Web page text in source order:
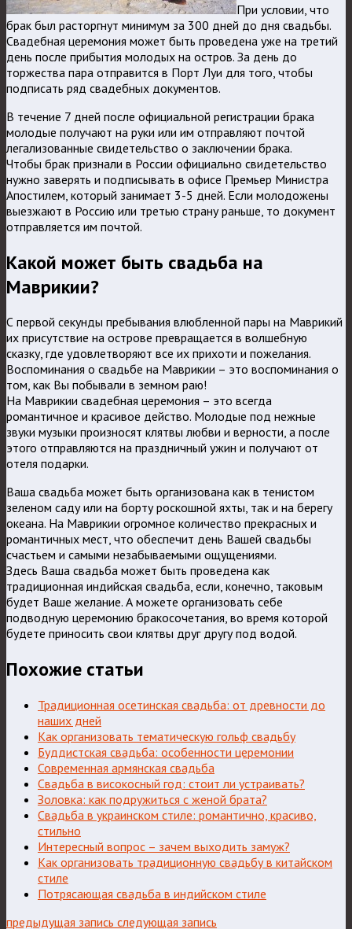
При условии, что
брак был расторгнут минимум за 300 дней до дня свадьбы.
Свадебная церемония может быть проведена уже на третий
день после прибытия молодых на остров. За день до
торжества пара отправится в Порт Луи для того, чтобы
подписать ряд свадебных документов.
В течение 7 дней после официальной регистрации брака
молодые получают на руки или им отправляют почтой
легализованные свидетельство о заключении брака.
Чтобы брак признали в России официально свидетельство
нужно заверять и подписывать в офисе Премьер Министра
Апостилем, который занимает 3-5 дней. Если молодожены
выезжают в Россию или третью страну раньше, то документ
отправляется им почтой.
Какой может быть свадьба на
Маврикии?
С первой секунды пребывания влюбленной пары на Маврикий
их присутствие на острове превращается в волшебную
сказку, где удовлетворяют все их прихоти и пожелания.
Воспоминания о свадьбе на Маврикии – это воспоминания о
том, как Вы побывали в земном раю!
На Маврикии свадебная церемония – это всегда
романтичное и красивое действо. Молодые под нежные
звуки музыки произносят клятвы любви и верности, а после
этого отправляются на праздничный ужин и получают от
отеля подарки.
Ваша свадьба может быть организована как в тенистом
зеленом саду или на борту роскошной яхты, так и на берегу
океана. На Маврикии огромное количество прекрасных и
романтичных мест, что обеспечит день Вашей свадьбы
счастьем и самыми незабываемыми ощущениями.
Здесь Ваша свадьба может быть проведена как
традиционная индийская свадьба, если, конечно, таковым
будет Ваше желание. А можете организовать себе
подводную церемонию бракосочетания, во время которой
будете приносить свои клятвы друг другу под водой.
Похожие статьи
Традиционная осетинская свадьба: от древности до
наших дней
Как организовать тематическую гольф свадьбу
Буддистская свадьба: особенности церемонии
Современная армянская свадьба
Свадьба в високосный год: стоит ли устраивать?
Золовка: как подружиться с женой брата?
Свадьба в украинском стиле: романтично, красиво,
стильно
Интересный вопрос – зачем выходить замуж?
Как организовать традиционную свадьбу в китайском
стиле
Потрясающая свадьба в индийском стиле
предыдущая запись следующая запись